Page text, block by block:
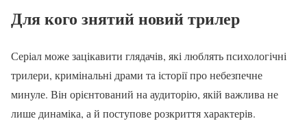
Для кого знятий новий трилер
Серіал може зацікавити глядачів, які люблять психологічні
трилери, кримінальні драми та історії про небезпечне
минуле. Він орієнтований на аудиторію, якій важлива не
лише динаміка, а й поступове розкриття характерів.